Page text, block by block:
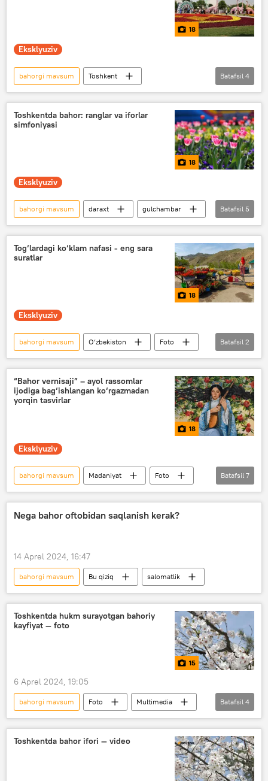
18
Eksklyuziv
bahorgi mavsum
Toshkent
Xalqaro gullar festivali
festival
ekologiya
Madaniyat
Batafsil 4
Toshkentda bahor: ranglar va iforlar
simfoniyasi
18
Eksklyuziv
bahorgi mavsum daraxt
gulchambar
Toshkent
Multimedia
Foto
bog‘
istirohat bog‘lari
Batafsil 5
Tog‘lardagi ko‘klam nafasi - eng sara
suratlar
18
Eksklyuziv
bahorgi mavsum O‘zbekiston
Foto
Multimedia
Toshkent viloyati
Batafsil 2
“Bahor vernisaji” – ayol rassomlar
ijodiga bag‘ishlangan ko‘rgazmadan
yorqin tasvirlar
18
Eksklyuziv
bahorgi mavsum Madaniyat
Foto
Multimedia
O‘zbekiston
Toshkent
rassom
Ayollar
Batafsil 7
Nega bahor oftobidan saqlanish kerak?
14 Aprel 2024, 16:47
bahorgi mavsum Bu qiziq salomatlik
Toshkentda hukm surayotgan bahoriy
kayfiyat — foto
15
6 Aprel 2024, 19:05
bahorgi mavsum Foto
Multimedia
O‘zbekiston
Toshkent
poytaxt
bog‘
Batafsil 4
Toshkentda bahor ifori — video